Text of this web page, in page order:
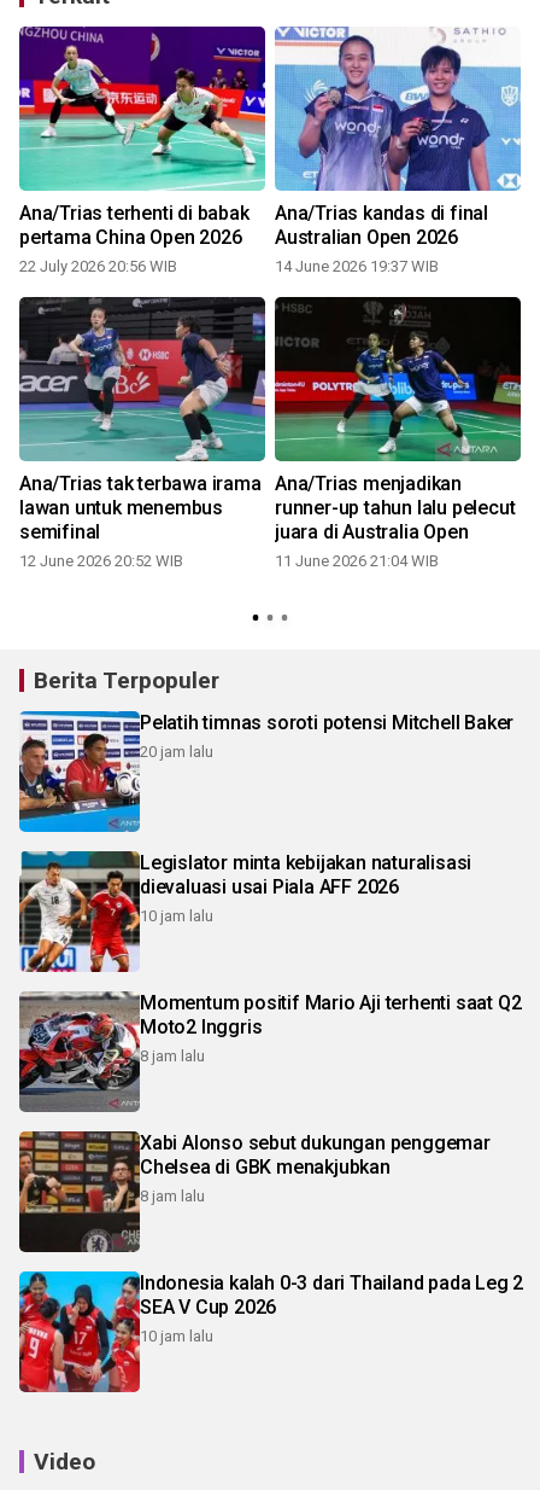
Ana/Trias terhenti di babak
pertama China Open 2026
22 July 2026 20:56 WIB
Ana/Trias kandas di final
Australian Open 2026
14 June 2026 19:37 WIB
Ana/Trias tak terbawa irama
lawan untuk menembus
semifinal
12 June 2026 20:52 WIB
Ana/Trias menjadikan
runner-up tahun lalu pelecut
juara di Australia Open
11 June 2026 21:04 WIB
Berita Terpopuler
Pelatih timnas soroti potensi Mitchell Baker
20 jam lalu
Legislator minta kebijakan naturalisasi
dievaluasi usai Piala AFF 2026
10 jam lalu
Momentum positif Mario Aji terhenti saat Q2
Moto2 Inggris
8 jam lalu
Xabi Alonso sebut dukungan penggemar
Chelsea di GBK menakjubkan
8 jam lalu
Indonesia kalah 0-3 dari Thailand pada Leg 2
SEA V Cup 2026
10 jam lalu
Video